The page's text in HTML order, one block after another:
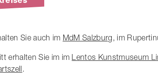
Sie auch im MdM Salzburg , im
erhalten Sie im im Lentos Kunstmuseum